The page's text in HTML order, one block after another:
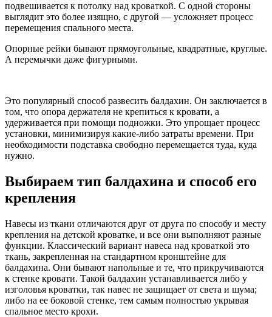
подвешивается к потолку над кроваткой. С одной стороны
выглядит это более изящно, с другой — усложняет процесс
перемещения спального места.
Опорные рейки бывают прямоугольные, квадратные, круглые.
А перемычки даже фигурными.
Это популярный способ развесить балдахин. Он заключается в
том, что опора держателя не крепиться к кровати, а
удерживается при помощи подножки. Это упрощает процесс
установки, минимизируя какие-либо затраты времени. При
необходимости подставка свободно перемещается туда, куда
нужно.
Выбираем тип балдахина и способ его
крепления
Навесы из ткани отличаются друг от друга по способу и месту
крепления на детской кроватке, и все они выполняют разные
функции. Классический вариант навеса над кроваткой это
ткань, закрепленная на стандартном кронштейне для
балдахина. Они бывают напольные и те, что прикручиваются
к стенке кровати. Такой балдахин устанавливается либо у
изголовья кроватки, так навес не защищает от света и шума;
либо на ее боковой стенке, тем самым полностью укрывая
спальное место крохи.